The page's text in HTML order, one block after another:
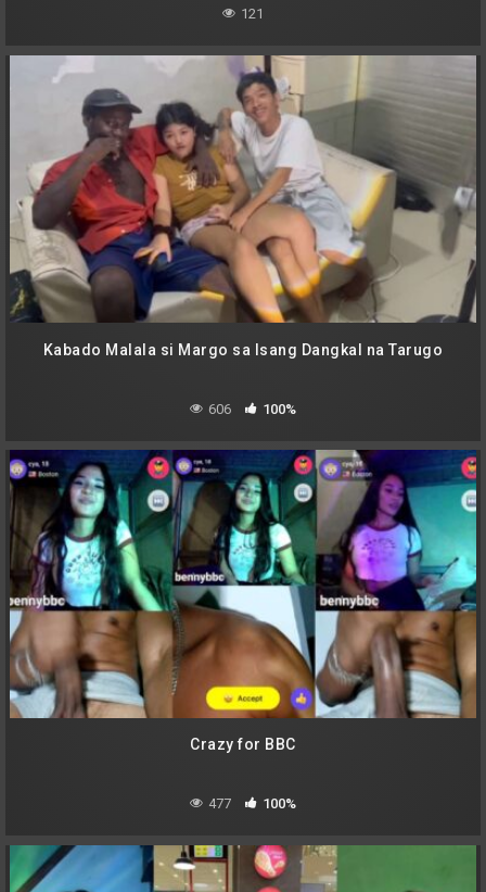
121
Kabado Malala si Margo sa Isang Dangkal na Tarugo
606 100%
Crazy for BBC
477 100%